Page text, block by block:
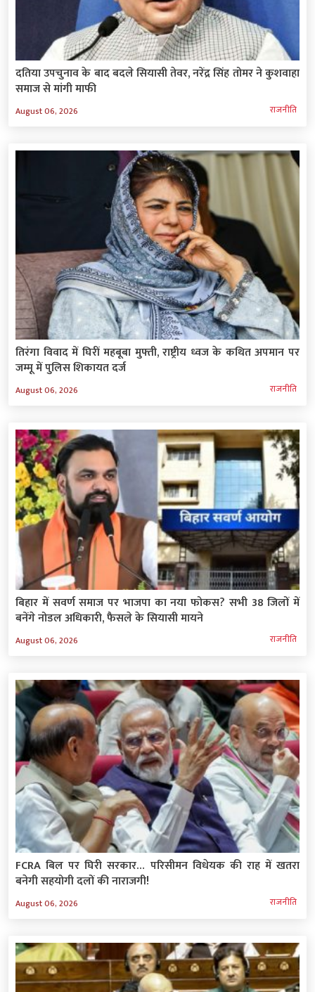
दतिया उपचुनाव के बाद बदले सियासी तेवर, नरेंद्र सिंह तोमर ने कुशवाहा
समाज से मांगी माफी
August 06, 2026 राजनीति
तिरंगा विवाद में घिरीं महबूबा मुफ्ती, राष्ट्रीय ध्वज के कथित अपमान पर
जम्मू में पुलिस शिकायत दर्ज
August 06, 2026 राजनीति
बिहार में सवर्ण समाज पर भाजपा का नया फोकस? सभी 38 जिलों में
बनेंगे नोडल अधिकारी, फैसले के सियासी मायने
August 06, 2026 राजनीति
FCRA बिल पर घिरी सरकार… परिसीमन विधेयक की राह में खतरा
बनेगी सहयोगी दलों की नाराजगी!
August 06, 2026 राजनीति